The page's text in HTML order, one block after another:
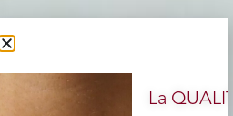
La